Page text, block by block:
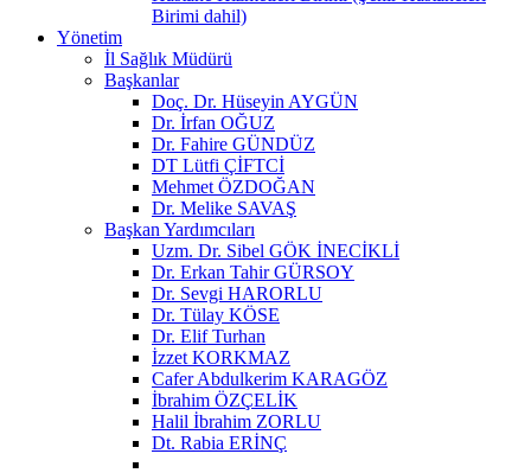
Birimi dahil)
Yönetim
İl Sağlık Müdürü
Başkanlar
Doç. Dr. Hüseyin AYGÜN
Dr. İrfan OĞUZ
Dr. Fahire GÜNDÜZ
DT Lütfi ÇİFTCİ
Mehmet ÖZDOĞAN
Dr. Melike SAVAŞ
Başkan Yardımcıları
Uzm. Dr. Sibel GÖK İNECİKLİ
Dr. Erkan Tahir GÜRSOY
Dr. Sevgi HARORLU
Dr. Tülay KÖSE
Dr. Elif Turhan
İzzet KORKMAZ
Cafer Abdulkerim KARAGÖZ
İbrahim ÖZÇELİK
Halil İbrahim ZORLU
Dt. Rabia ERİNÇ